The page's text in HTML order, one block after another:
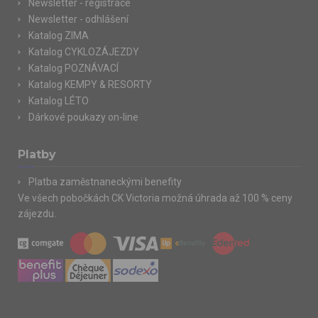
Newsletter - registrace
Newsletter - odhlášení
Katalog ZIMA
Katalog CYKLOZÁJEZDY
Katalog POZNÁVACÍ
Katalog KEMPY & RESORTY
Katalog LÉTO
Dárkové poukazy on-line
Platby
Platba zaměstnaneckými benefity
Ve všech pobočkách CK Victoria možná úhrada až 100 % ceny
zájezdu.